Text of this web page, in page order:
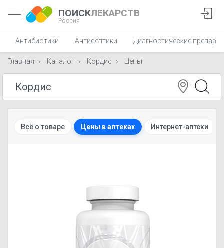
ПОИСКЛЕКАРСТВ
Россия
Антибиотики Антисептики Диагностические
Главная Каталог Кордис Цены
Всё о товаре Цены в аптеках Интернет-аптеки